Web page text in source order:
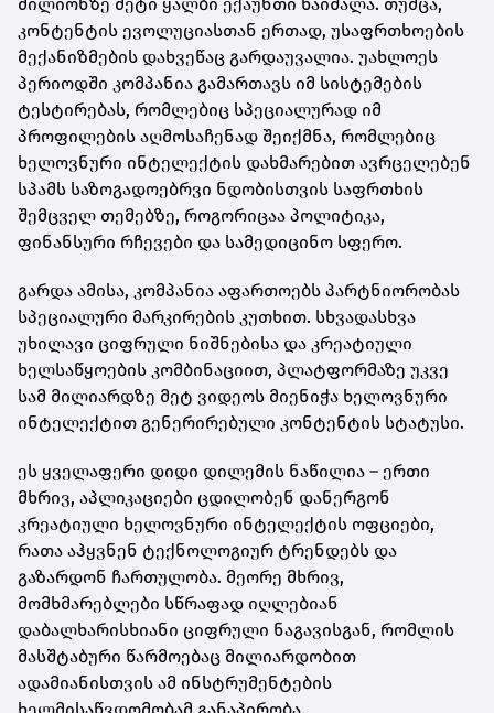
კონტენტის ევოლუციასთან ერთად, უსაფრთხოების
მექანიზმების დახვეწაც გარდაუვალია. უახლოეს
პერიოდში კომპანია გამართავს იმ სისტემების
ტესტირებას, რომლებიც სპეციალურად იმ
პროფილების აღმოსაჩენად შეიქმნა, რომლებიც
ხელოვნური ინტელექტის დახმარებით ავრცელებენ
სპამს საზოგადოებრვი ნდობისთვის საფრთხის
შემცველ თემებზე, როგორიცაა პოლიტიკა,
ფინანსური რჩევები და სამედიცინო სფერო.
გარდა ამისა, კომპანია აფართოებს პარტნიორობას
სპეციალური მარკირების კუთხით. სხვადასხვა
უხილავი ციფრული ნიშნებისა და კრეატიული
ხელსაწყოების კომბინაციით, პლატფორმაზე უკვე
სამ მილიარდზე მეტ ვიდეოს მიენიჭა ხელოვნური
ინტელექტით გენერირებული კონტენტის სტატუსი.
ეს ყველაფერი დიდი დილემის ნაწილია – ერთი
მხრივ, აპლიკაციები ცდილობენ დანერგონ
კრეატიული ხელოვნური ინტელექტის ოფციები,
რათა აჰყვნენ ტექნოლოგიურ ტრენდებს და
გაზარდონ ჩართულობა. მეორე მხრივ,
მომხმარებლები სწრაფად იღლებიან
დაბალხარისხიანი ციფრული ნაგავისგან, რომლის
მასშტაბური წარმოებაც მილიარდობით
ადამიანისთვის ამ ინსტრუმენტების
ხელმისაწვდომობამ განაპირობა.